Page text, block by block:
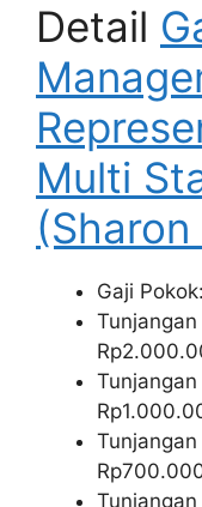
Detail
Multi
Gaji